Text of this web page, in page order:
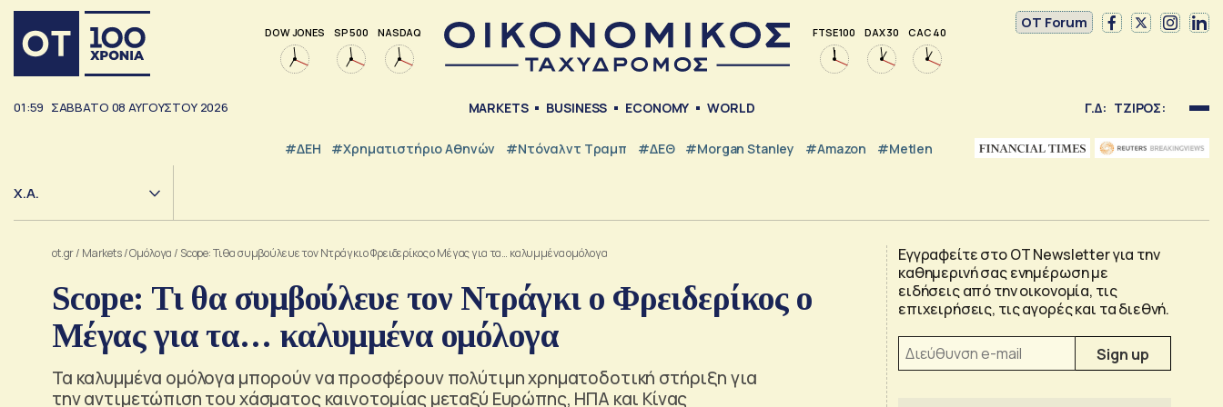
DOW JONES SP 500 NASDAQ FTSE 100 DAX 30 CAC 40
OT Forum
01:59 ΣΑΒΒΑΤΟ 08 ΑΥΓΟΥΣΤΟΥ 2026 MARKETS BUSINESS ECONOMY WORLD Γ.Δ: ΤΖΙΡΟΣ:
#ΔΕΗ #Χρηματιστήριο Αθηνών #Ντόναλντ Τραμπ #ΔΕΘ #Morgan Stanley #Amazon #Metlen
Χ.Α.
ot.gr/ Markets/Ομόλογα / Scope: Τι θα συμβούλευε τον Ντράγκι ο Φρειδερίκος ο Μέγας για τα… καλυμμένα ομόλογα
Scope: Τι θα συμβούλευε τον Ντράγκι ο Φρειδερίκος ο
Μέγας για τα… καλυμμένα ομόλογα
Τα καλυμμένα ομόλογα μπορούν να προσφέρουν πολύτιμη χρηματοδοτική στήριξη για
την αντιμετώπιση του χάσματος καινοτομίας μεταξύ Ευρώπης, ΗΠΑ και Κίνας
Εγγραφείτε στο OT Newsletter για την
καθημερινή σας ενημέρωση με
ειδήσεις από την οικονομία, τις
επιχειρήσεις, τις αγορές και τα διεθνή.